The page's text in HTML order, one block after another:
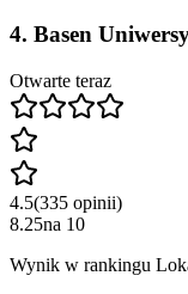
4. Basen
Otwarte teraz
4.5(335 opinii)
8.25na 10
Wynik w rankingu